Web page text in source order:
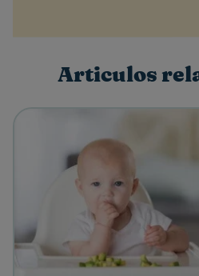
Escribe una reseña
Articulos